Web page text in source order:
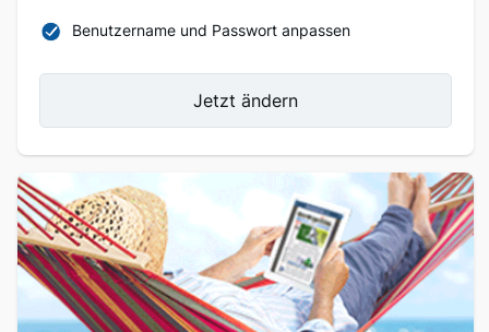
Benutzername und Passwort anpassen
Jetzt ändern